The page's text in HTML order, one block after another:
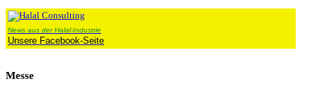
News aus der Halal-Industrie
Unsere Facebook-Seite
Messe